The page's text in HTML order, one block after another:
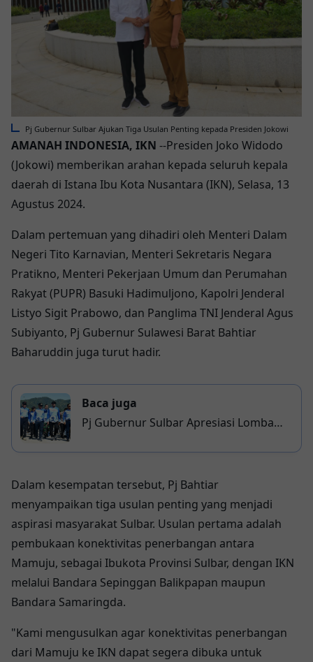
Pj Gubernur Sulbar Ajukan Tiga Usulan Penting kepada Presiden Jokowi
AMANAH INDONESIA, IKN --Presiden Joko Widodo
(Jokowi) memberikan arahan kepada seluruh kepala
daerah di Istana Ibu Kota Nusantara (IKN), Selasa, 13
Agustus 2024.
Dalam pertemuan yang dihadiri oleh Menteri Dalam
Negeri Tito Karnavian, Menteri Sekretaris Negara
Pratikno, Menteri Pekerjaan Umum dan Perumahan
Rakyat (PUPR) Basuki Hadimuljono, Kapolri Jenderal
Listyo Sigit Prabowo, dan Panglima TNI Jenderal Agus
Subiyanto, Pj Gubernur Sulawesi Barat Bahtiar
Baharuddin juga turut hadir.
Baca juga
Pj Gubernur Sulbar Apresiasi Lomba
Dalam kesempatan tersebut, Pj Bahtiar
menyampaikan tiga usulan penting yang menjadi
aspirasi masyarakat Sulbar. Usulan pertama adalah
pembukaan konektivitas penerbangan antara
Mamuju, sebagai Ibukota Provinsi Sulbar, dengan IKN
melalui Bandara Sepinggan Balikpapan maupun
Bandara Samaringda.
"Kami mengusulkan agar konektivitas penerbangan
dari Mamuju ke IKN dapat segera dibuka untuk